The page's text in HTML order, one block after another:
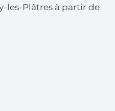
les-Plâtres à partir de